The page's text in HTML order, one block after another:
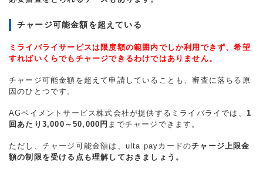
チャージ可能金額を超えている
ミライバライサービスは限度額の範囲内でしか利用できず、希望
すればいくらでもチャージできるわけではありません。
チャージ可能金額を超えて申請していることも、審査に落ちる原
因のひとつです。
AGペイメントサービス株式会社が提供するミライバライでは、 1
回あたり3,000～50,000円 までチャージできます。
ただし、チャージ可能金額は、ulta payカードのチャージ上限金
額の制限を受ける点も理解しておきましょう。